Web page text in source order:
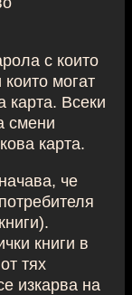
с които
които могат
карта. Всеки
смени
карта.
че
книги в
тях
изкарва на